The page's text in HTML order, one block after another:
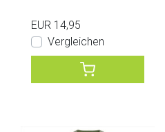
EUR 14,95
Vergleichen